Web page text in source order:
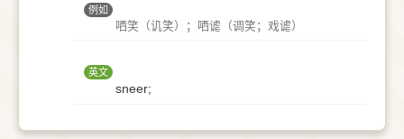
例如
哂笑（讥笑）；哂谑（调笑；戏谑）
英文
sneer;